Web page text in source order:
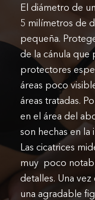
El diámetro de
5 milímetros de
pequeña.
de la cánula que
protectores
áreas poco
áreas tratadas.
en el área del
son hechas en
Las cicatrices
muy poco
detalles. Una
una agradable